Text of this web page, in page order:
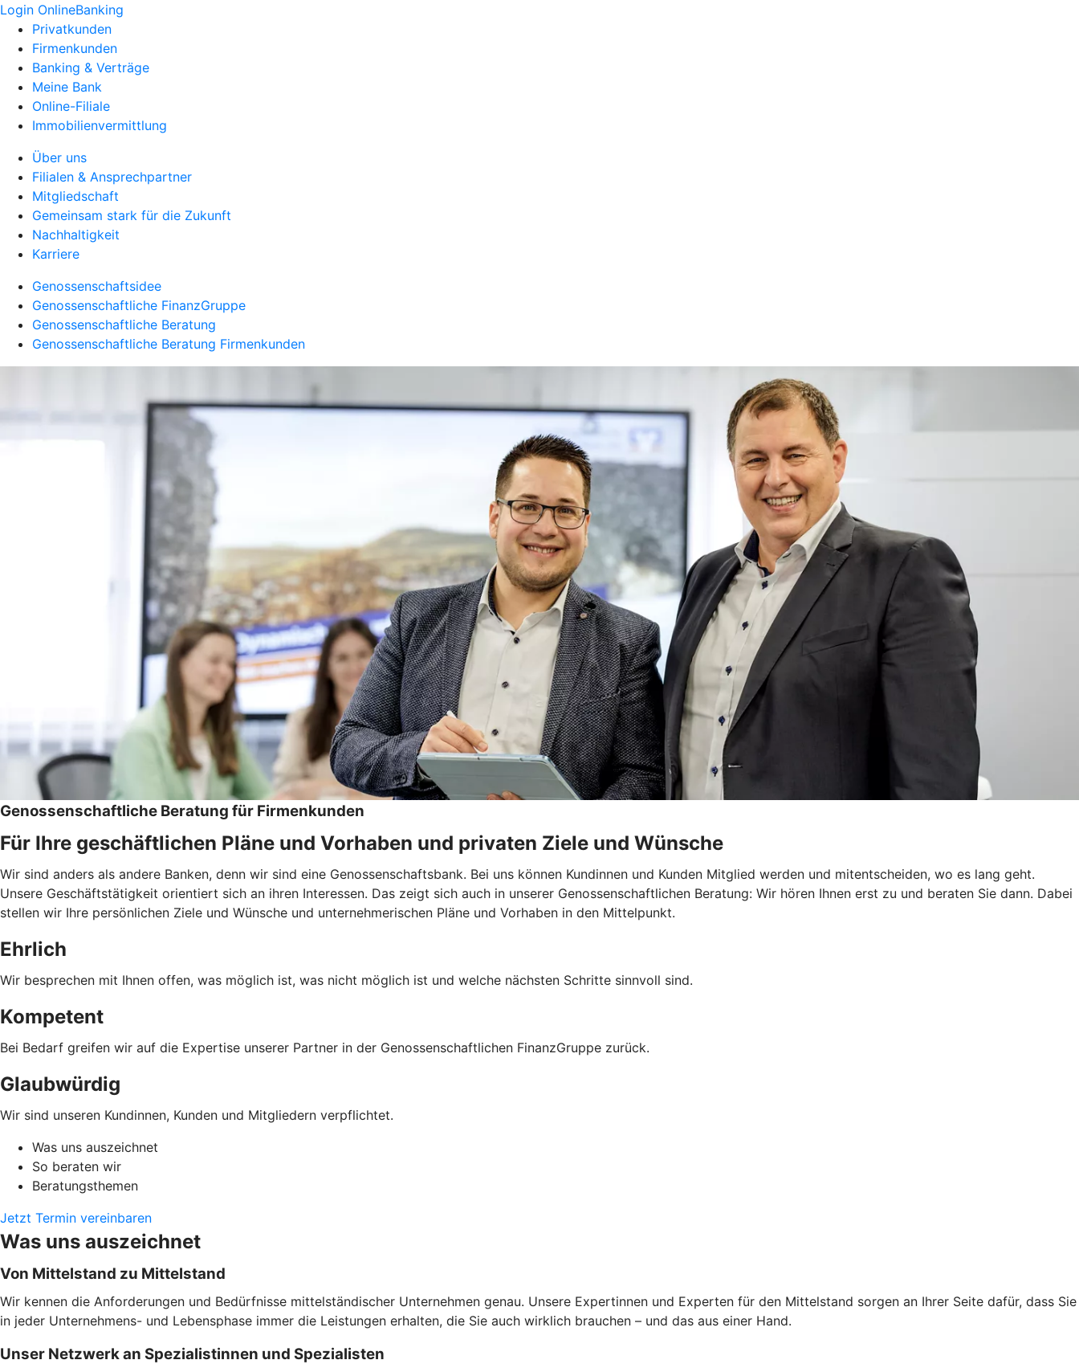
Login OnlineBanking
Privatkunden
Firmenkunden
Banking & Verträge
Meine Bank
Online-Filiale
Immobilienvermittlung
Über uns
Filialen & Ansprechpartner
Mitgliedschaft
Gemeinsam stark für die Zukunft
Nachhaltigkeit
Karriere
Genossenschaftsidee
Genossenschaftliche FinanzGruppe
Genossenschaftliche Beratung
Genossenschaftliche Beratung Firmenkunden
Genossenschaftliche Beratung für Firmenkunden
Für Ihre geschäftlichen Pläne und Vorhaben und privaten Ziele und Wünsche
Wir sind anders als andere Banken, denn wir sind eine Genossenschaftsbank. Bei uns können Kundinnen und Kunden Mitglied werden und mitentscheiden, wo es lang geht.
Unsere Geschäftstätigkeit orientiert sich an ihren Interessen. Das zeigt sich auch in unserer Genossenschaftlichen Beratung: Wir hören Ihnen erst zu und beraten Sie dann. Dabei
stellen wir Ihre persönlichen Ziele und Wünsche und unternehmerischen Pläne und Vorhaben in den Mittelpunkt.
Ehrlich
Wir besprechen mit Ihnen offen, was möglich ist, was nicht möglich ist und welche nächsten Schritte sinnvoll sind.
Kompetent
Bei Bedarf greifen wir auf die Expertise unserer Partner in der Genossenschaftlichen FinanzGruppe zurück.
Glaubwürdig
Wir sind unseren Kundinnen, Kunden und Mitgliedern verpflichtet.
Was uns auszeichnet
So beraten wir
Beratungsthemen
Jetzt Termin vereinbaren
Was uns auszeichnet
Von Mittelstand zu Mittelstand
Wir kennen die Anforderungen und Bedürfnisse mittelständischer Unternehmen genau. Unsere Expertinnen und Experten für den Mittelstand sorgen an Ihrer Seite dafür, dass Sie
in jeder Unternehmens- und Lebensphase immer die Leistungen erhalten, die Sie auch wirklich brauchen – und das aus einer Hand.
Unser Netzwerk an Spezialistinnen und Spezialisten